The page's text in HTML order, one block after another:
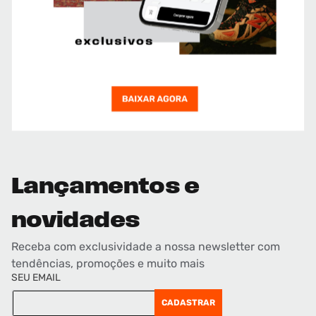
Lançamentos e
novidades
Receba com exclusividade a nossa newsletter com
tendências, promoções e muito mais
SEU EMAIL
CADASTRAR